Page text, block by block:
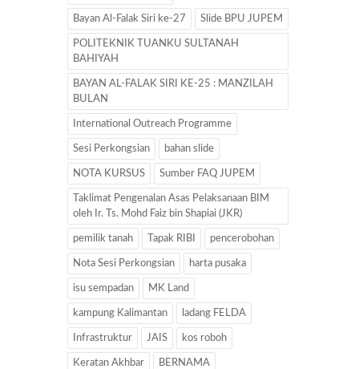
Bayan Al-Falak Siri ke-27 Slide BPU JUPEM
POLITEKNIK TUANKU SULTANAH
BAHIYAH
BAYAN AL-FALAK SIRI KE-25 : MANZILAH
BULAN
International Outreach Programme
Sesi Perkongsian bahan slide
NOTA KURSUS Sumber FAQ JUPEM
Taklimat Pengenalan Asas Pelaksanaan BIM
oleh Ir. Ts. Mohd Faiz bin Shapiai (JKR)
pemilik tanah Tapak RIBI pencerobohan
Nota Sesi Perkongsian harta pusaka
isu sempadan MK Land
kampung Kalimantan ladang FELDA
Infrastruktur JAIS kos roboh
Keratan Akhbar BERNAMA